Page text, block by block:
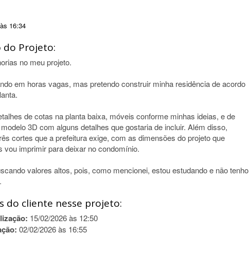
16:34
do Projeto:
no meu projeto.
em horas vagas, mas pretendo construir minha residência de acordo
de cotas na planta baixa, móveis conforme minhas ideias, e de
3D com alguns detalhes que gostaria de incluir. Além disso,
cortes que a prefeitura exige, com as dimensões do projeto que
vou imprimir para deixar no condomínio.
valores altos, pois, como mencionei, estou estudando e não tenho
do cliente nesse projeto:
15/02/2026 às 12:50
02/02/2026 às 16:55